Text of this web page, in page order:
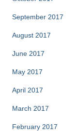
September 2017
August 2017
June 2017
May 2017
April 2017
March 2017
February 2017